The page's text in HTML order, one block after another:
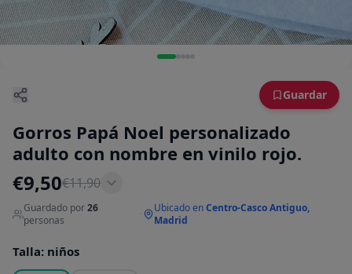
Guardar
Gorros Papá Noel personalizado
adulto con nombre en vinilo rojo.
€9,50€11,90
Guardado por26
personas
Ubicado enCentro-Casco Antiguo,
Madrid
Talla: niños